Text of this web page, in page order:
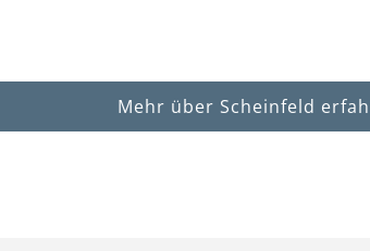
Mehr über Scheinfeld